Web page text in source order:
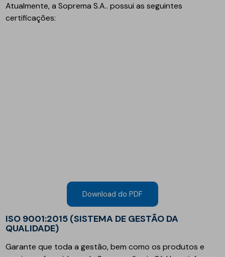
Atualmente, a Soprema S.A.. possui as seguintes
certificações:
Download do PDF
ISO 9001:2015 (SISTEMA DE GESTÃO DA
QUALIDADE)
Garante que toda a gestão, bem como os produtos e